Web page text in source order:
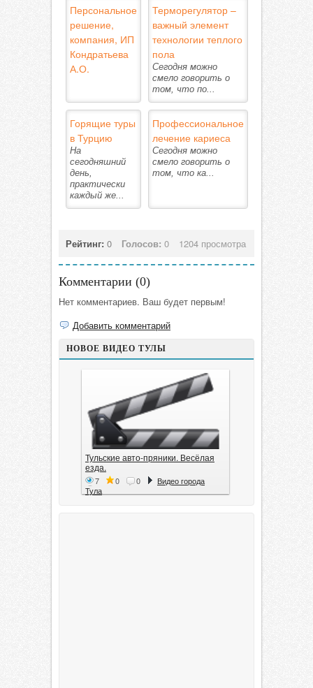
Персональное
решение,
компания, ИП
Кондратьева
А.О.
Терморегулятор –
важный элемент
технологии теплого
пола
Сегодня можно
смело говорить о
том, что по...
Горящие туры
в Турцию
На
сегодняшний
день,
практически
каждый же...
Профессиональное
лечение кариеса
Сегодня можно
смело говорить о
том, что ка...
Рейтинг: 0 Голосов: 0 1204 просмотра
Комментарии (0)
Нет комментариев. Ваш будет первым!
Добавить комментарий
НОВОЕ ВИДЕО ТУЛЫ
Тульские авто-пряники. Весёлая
езда.
7 0 0
Видео города
Тула